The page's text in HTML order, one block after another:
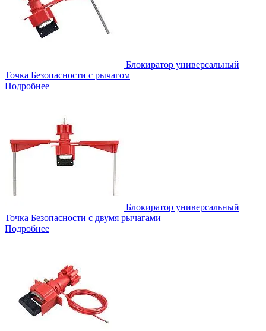
Блокиратор универсальный
Точка Безопасности с рычагом
Подробнее
Блокиратор универсальный
Точка Безопасности с двумя рычагами
Подробнее